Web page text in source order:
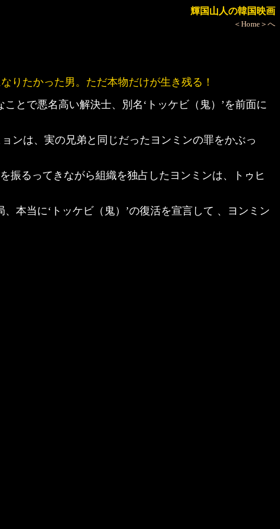
輝国山人の韓国映画
＜Home＞へ
りたかった男。ただ本物だけが生き残る！
とで悪名高い解決士、別名‘トッケビ（鬼）’を前面に
ンは、実の兄弟と同じだったヨンミンの罪をかぶっ
振るってきながら組織を独占したヨンミンは、トゥヒ
本当に‘トッケビ（鬼）’の復活を宣言して 、ヨンミン